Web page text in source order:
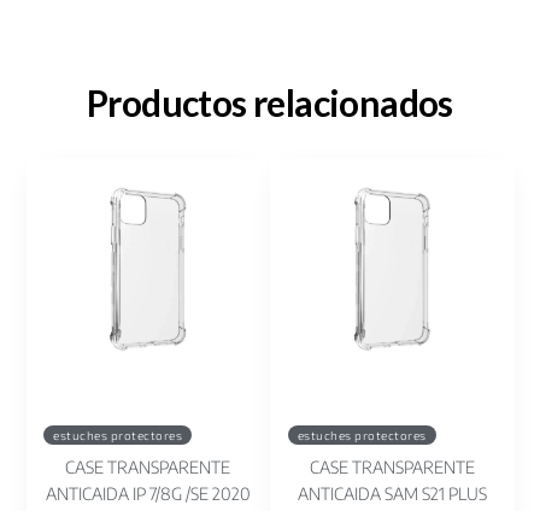
Productos relacionados
estuches protectores
CASE TRANSPARENTE
ANTICAIDA IP 7/8G /SE 2020
estuches protectores
CASE TRANSPARENTE
ANTICAIDA SAM S21 PLUS